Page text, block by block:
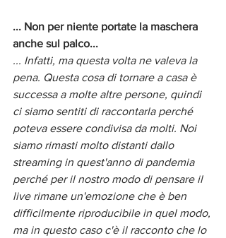
... Non per niente portate la maschera
anche sul palco...
... Infatti, ma questa volta ne valeva la
pena. Questa cosa di tornare a casa è
successa a molte altre persone, quindi
ci siamo sentiti di raccontarla perché
poteva essere condivisa da molti. Noi
siamo rimasti molto distanti dallo
streaming in quest'anno di pandemia
perché per il nostro modo di pensare il
live rimane un'emozione che è ben
difficilmente riproducibile in quel modo,
ma in questo caso c'è il racconto che lo